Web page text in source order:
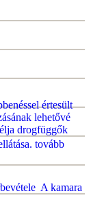
értesült
lehetővé
drogfüggők
tovább
 A kamara